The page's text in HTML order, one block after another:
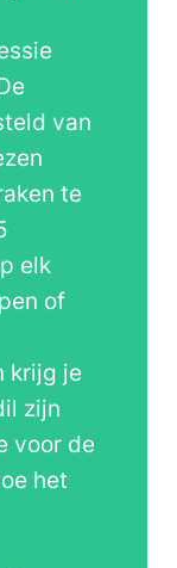
van
te
elk
of
krijg je
zijn
voor de
het